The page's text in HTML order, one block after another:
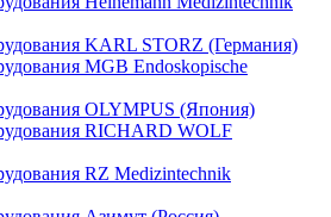
KARL STORZ (Германия)
MGB Endoskopische
OLYMPUS (Япония)
RICHARD WOLF
RZ Medizintechnik